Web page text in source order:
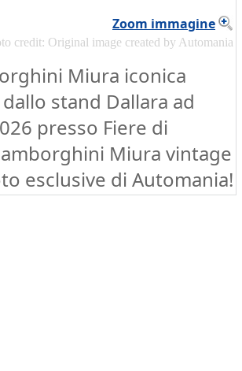
Zoom immagine
credit: Original image created by Automania
Miura iconica
stand Dallara ad
presso Fiere di
Miura vintage
esclusive di Automania!